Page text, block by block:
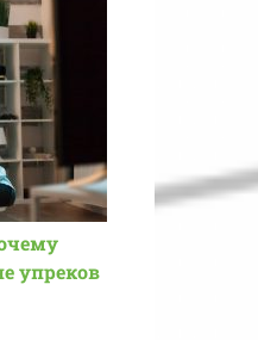
упреков